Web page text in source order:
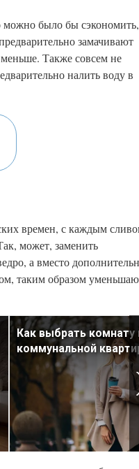
можно было бы сэкономить,
замачивают
меньше. Также совсем не
налить воду в
времен, с каждым
может, заменить
а вместо
таким образом
Как выбрать комнату
коммунальной